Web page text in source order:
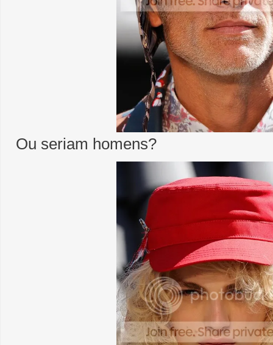
Ou seriam homens?